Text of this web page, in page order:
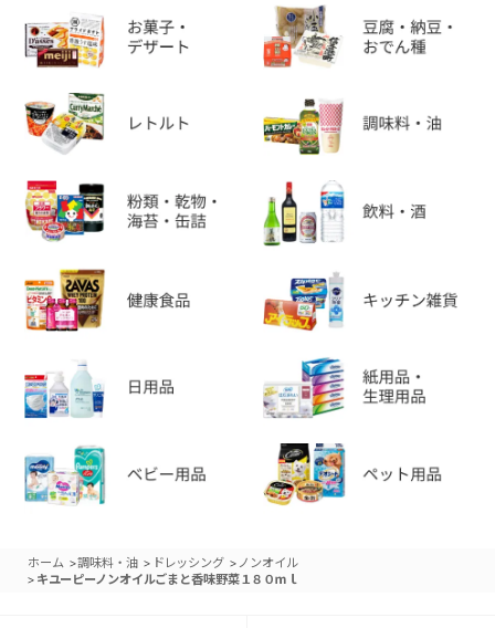
ホーム >調味料・油 > ドレッシング > ノンオイル
> キユーピーノンオイルごまと香味野菜１８０ｍｌ